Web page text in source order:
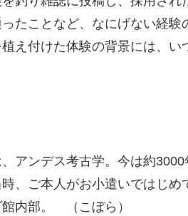
たことなど、なにげない経
え付けた体験の背景には、
アンデス考古学。今は約
、ご本人がお小遣いではじ
内部。 （こぼら）